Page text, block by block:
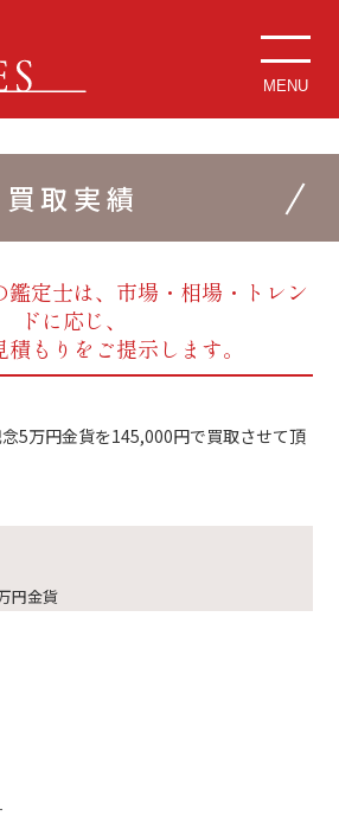
MENU
買取実績
鑑定士は、市場・相場・トレン
ドに応じ、
もりをご提示します。
円金貨